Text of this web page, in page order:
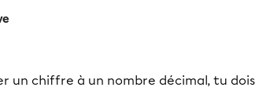
un chiffre à un nombre décimal, tu dois